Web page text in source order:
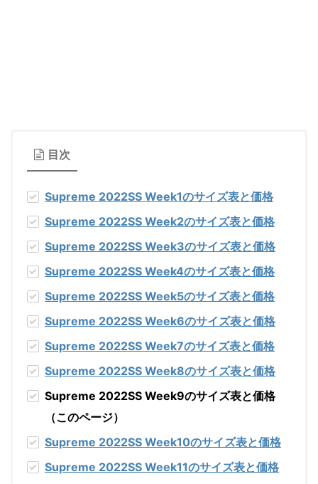
目次
Supreme 2022SS Week1のサイズ表と価格
Supreme 2022SS Week2のサイズ表と価格
Supreme 2022SS Week3のサイズ表と価格
Supreme 2022SS Week4のサイズ表と価格
Supreme 2022SS Week5のサイズ表と価格
Supreme 2022SS Week6のサイズ表と価格
Supreme 2022SS Week7のサイズ表と価格
Supreme 2022SS Week8のサイズ表と価格
Supreme 2022SS Week9のサイズ表と価格
（このページ）
Supreme 2022SS Week10のサイズ表と価格
Supreme 2022SS Week11のサイズ表と価格